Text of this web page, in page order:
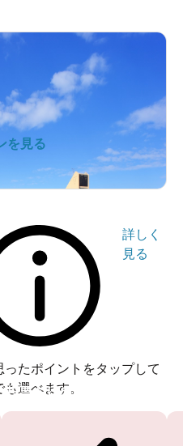
を見る
詳しく
見る
ったポイントをタップして
選べます。
投票ありがとうございます